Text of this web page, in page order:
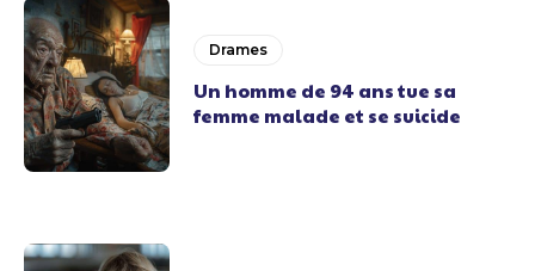
Drames
Un homme de 94 ans tue sa
femme malade et se suicide